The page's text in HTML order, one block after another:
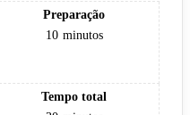
Preparação
10 minutos
Tempo total